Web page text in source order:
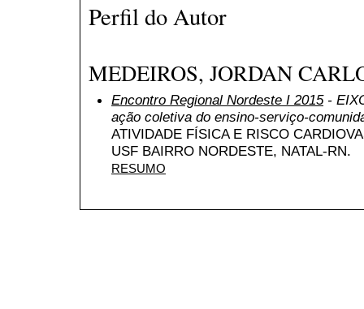
Perfil do Autor
MEDEIROS, JORDAN
Encontro Regional Nordeste I 2015-
ação coletiva do ensino-serviço-
ATIVIDADE FÍSICA E RISCO
USF BAIRRO NORDESTE, NATAL-RN.
RESUMO